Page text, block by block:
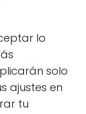
lo
solo
ajustes en
tu
anti-acné y
si se